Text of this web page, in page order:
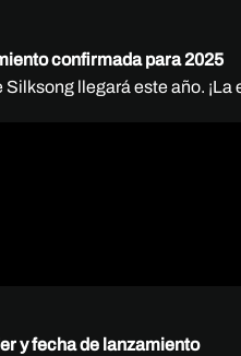
confirmada para 2025
llegará este año. ¡La
y fecha de lanzamiento